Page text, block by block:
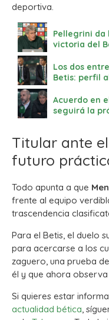
deportiva.
Pellegrini da
victoria del
Los dos
Betis: perfil
Acuerdo en
seguirá la
Titular ante
futuro
Todo apunta a que
frente al equipo
trascendencia
Para el Betis, el duelo
para acercarse a los
zaguero, una prueba
él y que ahora
Si quieres estar
actualidad bética,